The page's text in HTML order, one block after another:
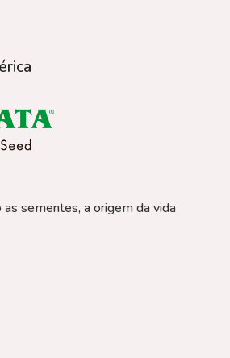
sementes, a origem da vida